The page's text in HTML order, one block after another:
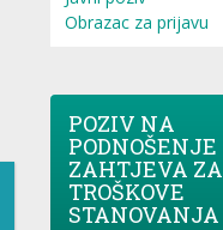
Obrazac za prijavu
POZIV NA
PODNOŠENJE
ZAHTJEVA ZA
TROŠKOVE
STANOVANJA